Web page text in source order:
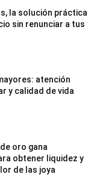
la solución práctica
sin renunciar a tus
atención
y calidad de vida
oro gana
obtener liquidez y
de las joya